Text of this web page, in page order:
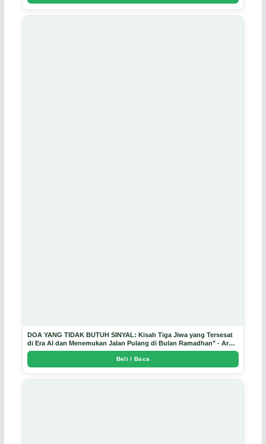
DOA YANG TIDAK BUTUH SINYAL: Kisah Tiga Jiwa yang Tersesat
di Era AI dan Menemukan Jalan Pulang di Bulan Ramadhan" - Arda
Dinata
Beli / Baca